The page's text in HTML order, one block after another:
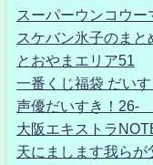
スーパーウンコウー
スケバン氷子のまと
とおやまエリア51
一番くじ福袋 だいす
声優だいすき！26-
大阪エキストラ
天にまします我らが